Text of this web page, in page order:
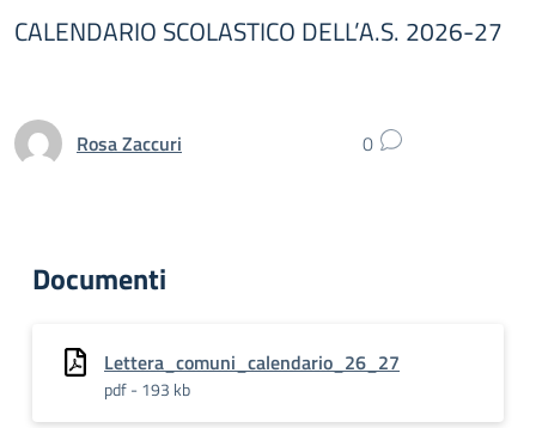
CALENDARIO SCOLASTICO DELL’A.S. 2026-27
Rosa Zaccuri 0
Documenti
Lettera_comuni_calendario_26_27
pdf - 193 kb